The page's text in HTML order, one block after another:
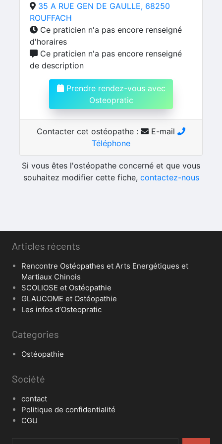
35 A RUE GEN DE GAULLE, 68250
ROUFFACH
Ce praticien n'a pas encore renseigné
d'horaires
Ce praticien n'a pas encore renseigné
de description
Prendre rendez-vous avec
Osteopratic
Contacter cet ostéopathe :
E-mail
Téléphone
Si vous êtes l'ostéopathe concerné et que vous
souhaitez modifier cette fiche, contactez-nous
Articles récents
Rencontre Ostéopathes et Arts Energétiques et
Martiaux Chinois
SCOLIOSE et Ostéopathie
GLAUCOME et Ostéopathie
Les infos d’Osteopratic
Categories
Ostéopathie
Société
contact
Politique de confidentialité
CGU